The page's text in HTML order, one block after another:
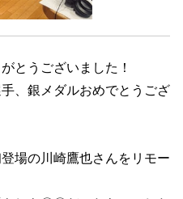
とうございました！
、銀メダルおめでとうござ
場の川崎鷹也さんをリモー